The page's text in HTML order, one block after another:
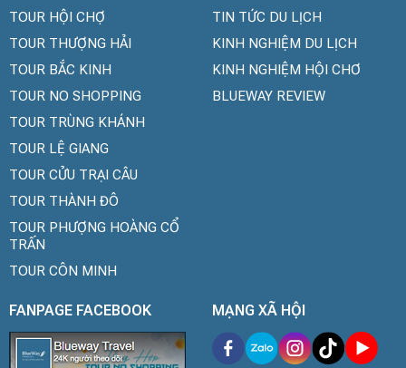
TOUR HỘI CHỢ
TOUR THƯỢNG HẢI
TOUR BẮC KINH
TOUR NO SHOPPING
TOUR TRÙNG KHÁNH
TOUR LỆ GIANG
TOUR CỬU TRẠI CÂU
TOUR THÀNH ĐÔ
TOUR PHƯỢNG HOÀNG CỔ
TRẤN
TOUR CÔN MINH
TIN TỨC DU LỊCH
KINH NGHIỆM DU LỊCH
KINH NGHIỆM HỘI CHƠ
BLUEWAY REVIEW
FANPAGE FACEBOOK MẠNG XÃ HỘI